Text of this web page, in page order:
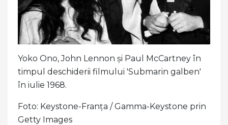
Yoko Ono, John Lennon și Paul McCartney în
timpul deschiderii filmului 'Submarin galben'
în iulie 1968.
Foto: Keystone-Franța / Gamma-Keystone prin
Getty Images